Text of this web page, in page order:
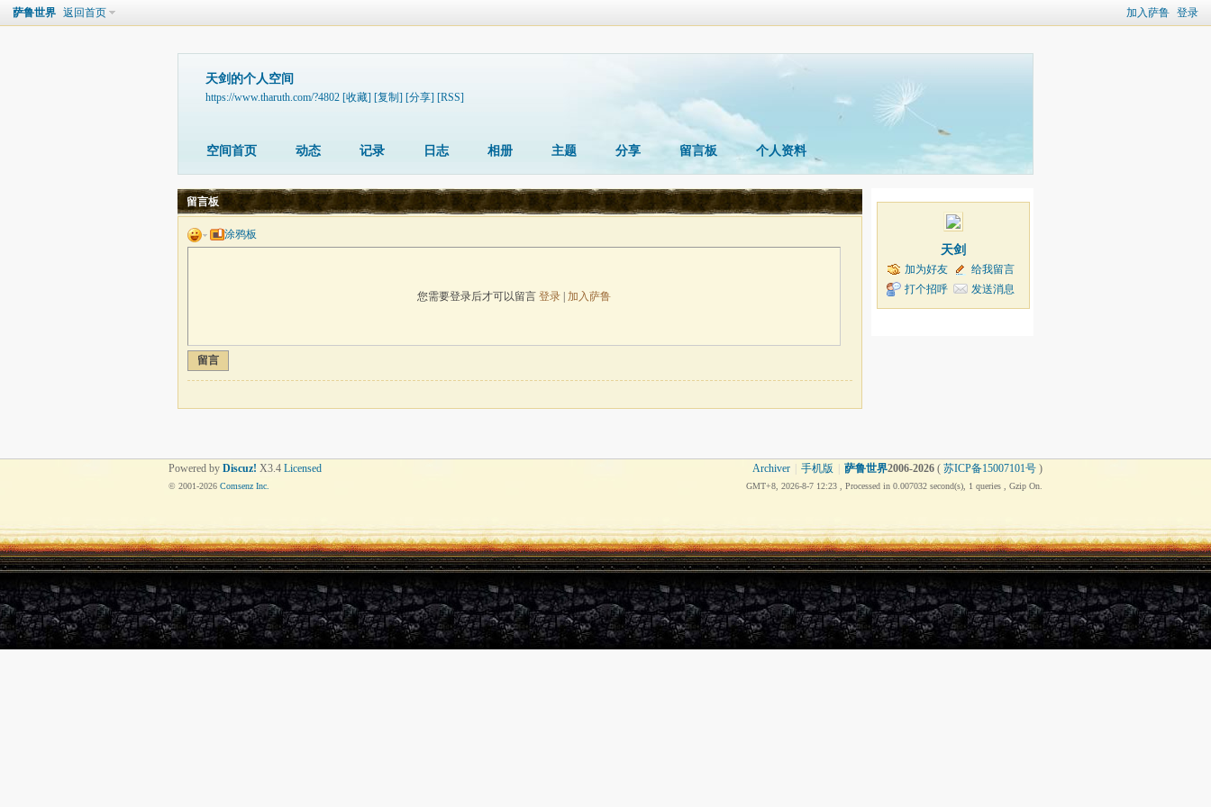
加入萨鲁 登录
萨鲁世界 返回首页
天剑的个人空间
https://www.tharuth.com/?4802 [收藏] [复制] [分享] [RSS]
空间首页 动态 记录 日志 相册 主题 分享 留言板 个人资料
留言板
涂鸦板
您需要登录后才可以留言登录 加入萨鲁
留言
天剑
加为好友
给我留言
打个招呼
发送消息
Archiver 手机版 萨鲁世界2006-2026 ( 苏ICP备15007101号 )
GMT+8, 2026-8-7 12:23 , Processed in 0.007032 second(s), 1 queries , Gzip On.
Powered by Discuz! X3.4 Licensed
© 2001-2026 Comsenz Inc.